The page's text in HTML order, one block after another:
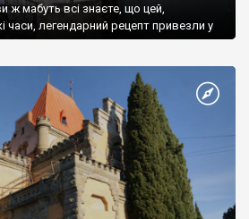
ж мабуть всі знаєте, що цей,
часи, легендарний рецепт привезли у